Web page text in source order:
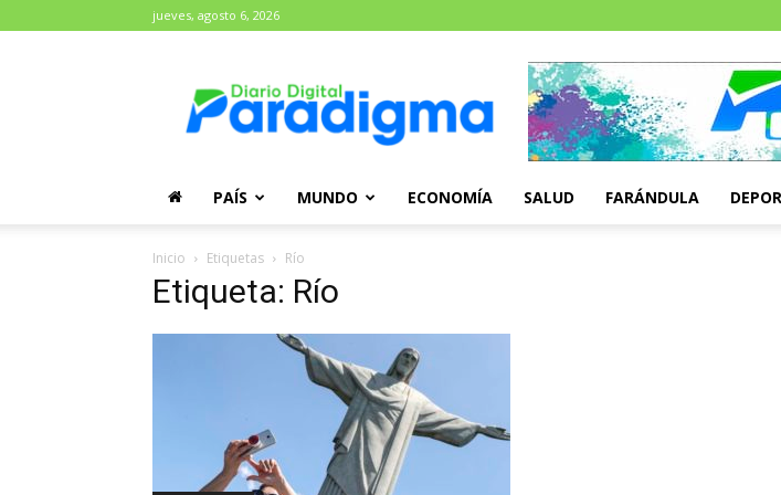
jueves, agosto 6, 2026
Paradigma
PAÍS MUNDO ECONOMÍA SALUD FARÁNDULA
Inicio Etiquetas Río
Etiqueta: Río